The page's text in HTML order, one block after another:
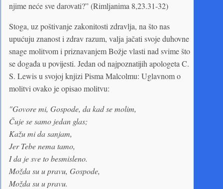
njime neće sve darovati?” (Rimljanima 8,23.31-32)
Stoga, uz poštivanje zakonitosti zdravlja, na što nas
upućuju znanost i zdrav razum, valja jačati svoje duhovne
snage molitvom i priznavanjem Božje vlasti nad svime što
se događa u povijesti. Jedan od najpoznatijih apologeta C.
S. Lewis u svojoj knjizi Pisma Malcolmu: Uglavnom o
molitvi ovako je opisao molitvu:
"Govore mi, Gospode, da kad se molim,
Čuje se samo jedan glas;
Kažu mi da sanjam,
Jer Tebe nema tamo,
I da je sve to besmisleno.
Možda su u pravu, Gospode,
Možda su u pravu.